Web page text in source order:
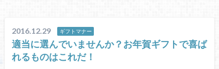
2016.12.29 ギフトマナー
適当に選んでいませんか？お年賀ギフトで喜ば
れるものはこれだ！